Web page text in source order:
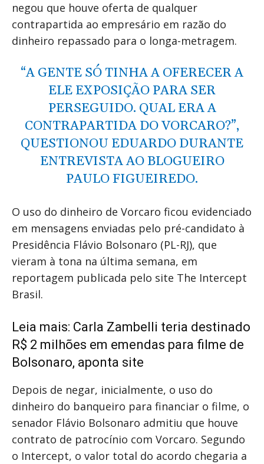
negou que houve oferta de qualquer
contrapartida ao empresário em razão do
dinheiro repassado para o longa-metragem.
“A GENTE SÓ TINHA A OFERECER A
ELE EXPOSIÇÃO PARA SER
PERSEGUIDO. QUAL ERA A
CONTRAPARTIDA DO VORCARO?”,
QUESTIONOU EDUARDO DURANTE
ENTREVISTA AO BLOGUEIRO
PAULO FIGUEIREDO.
O uso do dinheiro de Vorcaro ficou evidenciado
em mensagens enviadas pelo pré-candidato à
Presidência Flávio Bolsonaro (PL-RJ), que
vieram à tona na última semana, em
reportagem publicada pelo site The Intercept
Brasil.
Leia mais: Carla Zambelli teria destinado
R$ 2 milhões em emendas para filme de
Bolsonaro, aponta site
Depois de negar, inicialmente, o uso do
dinheiro do banqueiro para financiar o filme, o
senador Flávio Bolsonaro admitiu que houve
contrato de patrocínio com Vorcaro. Segundo
o Intercept, o valor total do acordo chegaria a